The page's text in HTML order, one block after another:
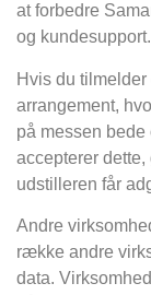
at forbedre
og kundesupport.
Hvis du
arrangement,
på messen bede
accepterer
udstilleren får
Andre
række andre
data.